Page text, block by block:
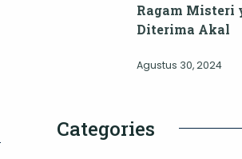
Ragam Misteri
Diterima Akal
Agustus 30, 2024
Categories